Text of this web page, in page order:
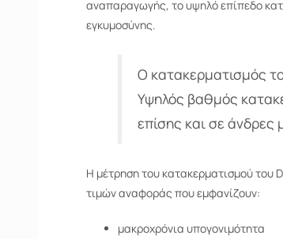
αναπαραγωγής, το υψηλό επίπεδο
εγκυμοσύνης.
Ο κατακερματισμός
Υψηλός βαθμός
επίσης και σε
Η μέτρηση του κατακερματισμού του
τιμών αναφοράς που εμφανίζουν:
μακροχρόνια υπογονιμότητα